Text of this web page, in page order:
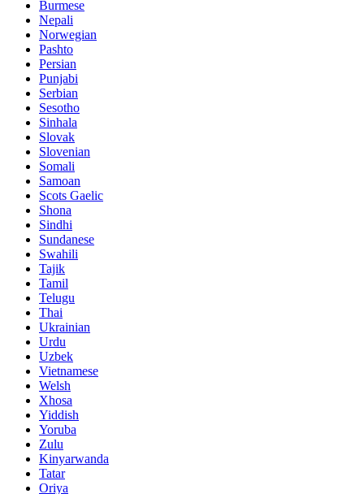
Burmese
Nepali
Norwegian
Pashto
Persian
Punjabi
Serbian
Sesotho
Sinhala
Slovak
Slovenian
Somali
Samoan
Scots Gaelic
Shona
Sindhi
Sundanese
Swahili
Tajik
Tamil
Telugu
Thai
Ukrainian
Urdu
Uzbek
Vietnamese
Welsh
Xhosa
Yiddish
Yoruba
Zulu
Kinyarwanda
Tatar
Oriya